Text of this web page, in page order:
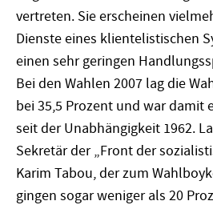
vertreten. Sie erscheinen
Dienste eines klientelistischen
einen sehr geringen
Bei den Wahlen 2007 lag die
bei 35,5 Prozent und war damit
seit der Unabhängigkeit 1962.
Sekretär der „Front der
Karim Tabou, der zum
gingen sogar weniger als 20